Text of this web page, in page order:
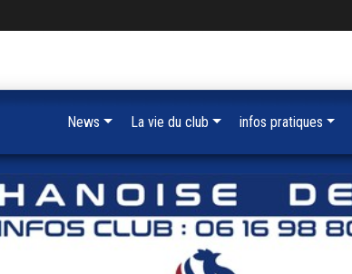
News La vie du club infos pratiques